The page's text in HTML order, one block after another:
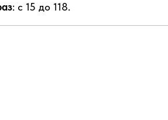
: с 15 до 118.